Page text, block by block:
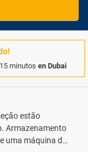
minutos en Dubai
estão
Armazenamento
uma máquina de